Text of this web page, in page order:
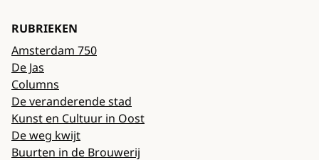
RUBRIEKEN
Amsterdam 750
De Jas
Columns
De veranderende stad
Kunst en Cultuur in Oost
De weg kwijt
Buurten in de Brouwerij